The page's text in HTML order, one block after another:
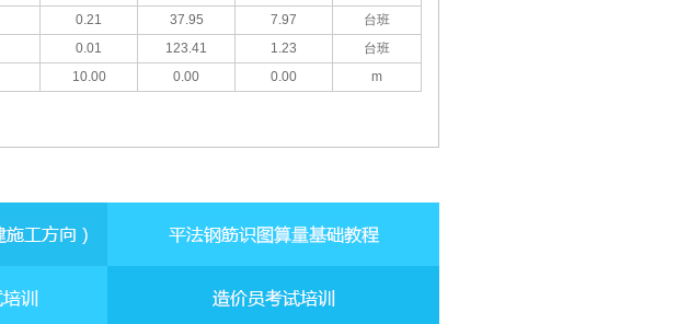
0.21 37.95 7.97
台班
0.01 123.41 1.23
台班
10.00 0.00 0.00 m